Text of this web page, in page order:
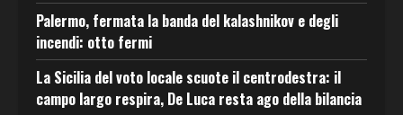
Palermo, fermata la banda del kalashnikov e degli
incendi: otto fermi
La Sicilia del voto locale scuote il centrodestra: il
campo largo respira, De Luca resta ago della bilancia